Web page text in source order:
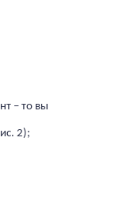
– то вы
2);